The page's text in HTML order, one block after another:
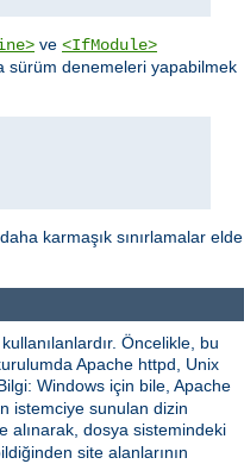
ve <IfModule>
sürüm denemeleri yapabilmek
karmaşık sınırlamalar elde
Öncelikle, bu
Apache httpd, Unix
Windows için bile, Apache
istemciye sunulan dizin
alınarak, dosya sistemindeki
site alanlarının